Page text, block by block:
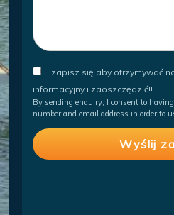
zapisz się aby otrzymywać
informacyjny i zaoszczędzić!!
By sending enquiry, I consent to
number and email address in order to